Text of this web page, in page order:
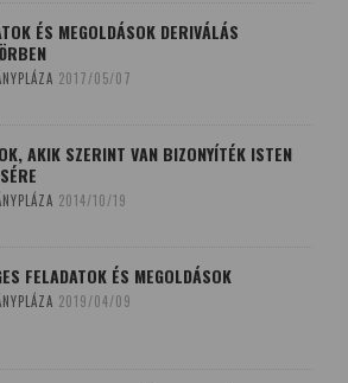
ÉS MEGOLDÁSOK DERIVÁLÁS
2017/05/07
AKIK SZERINT VAN BIZONYÍTÉK ISTEN
2014/10/19
FELADATOK ÉS MEGOLDÁSOK
2019/04/09